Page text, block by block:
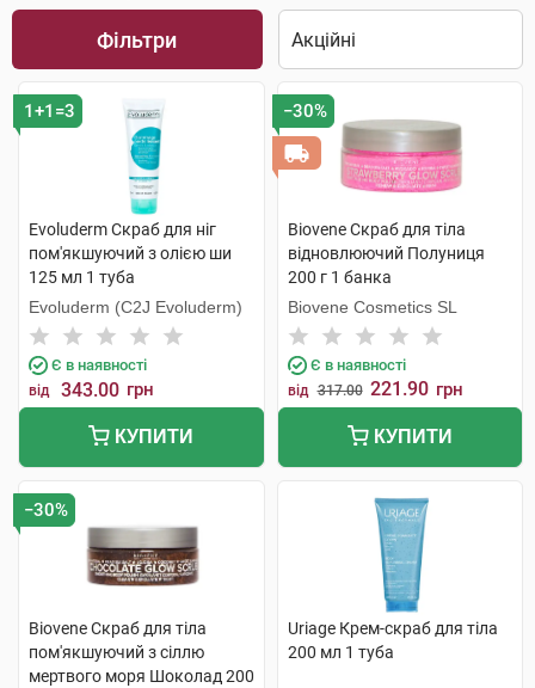
Фільтри
1+1=3
Evoluderm Скраб для ніг
пом'якшуючий з олією ши
125 мл 1 туба
Evoluderm (C2J Evoluderm)
Є в наявності
від 343.00 грн
КУПИТИ
−30%
Biovene Скраб для тіла
відновлюючий Полуниця
200 г 1 банка
Biovene Cosmetics SL
Є в наявності
від 317.00 221.90 грн
КУПИТИ
−30%
Biovene Скраб для тіла
пом'якшуючий з сіллю
мертвого моря Шоколад 200
Uriage Крем-скраб для тіла
200 мл 1 туба